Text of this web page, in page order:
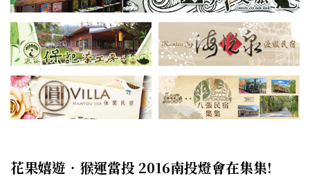
花果嬉遊‧猴運當投 2016南投燈會在集集!